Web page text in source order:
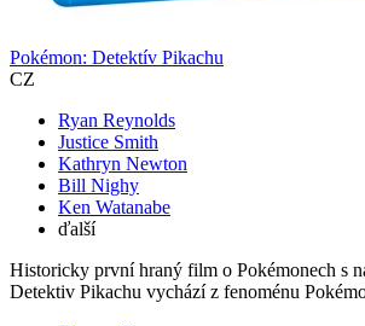
Pokémon: Detektív Pikachu
CZ
Ryan Reynolds
Justice Smith
Kathryn Newton
Bill Nighy
Ken Watanabe
ďalší
Historicky první hraný film o Pokémonech s
Detektiv Pikachu vychází z fenoménu